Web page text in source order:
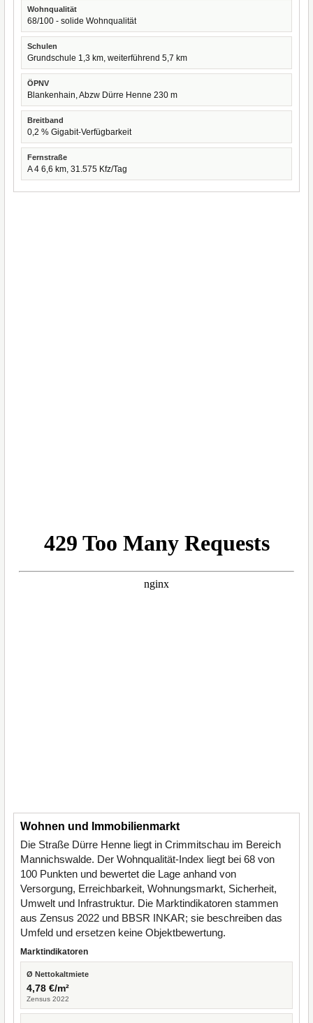
Wohnqualität
68/100 - solide Wohnqualität
Schulen
Grundschule 1,3 km, weiterführend 5,7 km
ÖPNV
Blankenhain, Abzw Dürre Henne 230 m
Breitband
0,2 % Gigabit-Verfügbarkeit
Fernstraße
A 4 6,6 km, 31.575 Kfz/Tag
Wohnen und Immobilienmarkt
Die Straße Dürre Henne liegt in Crimmitschau im Bereich
Mannichswalde. Der Wohnqualität-Index liegt bei 68 von
100 Punkten und bewertet die Lage anhand von
Versorgung, Erreichbarkeit, Wohnungsmarkt, Sicherheit,
Umwelt und Infrastruktur. Die Marktindikatoren stammen
aus Zensus 2022 und BBSR INKAR; sie beschreiben das
Umfeld und ersetzen keine Objektbewertung.
Marktindikatoren
Ø Nettokaltmiete
4,78 €/m²
Zensus 2022